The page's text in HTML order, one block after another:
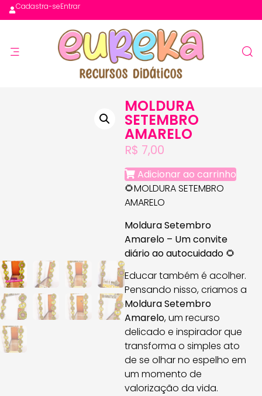
Cadastra-seEntrar
MOLDURA
SETEMBRO
AMARELO
R$ 7,00
Adicionar ao carrinho
🌻MOLDURA SETEMBRO
AMARELO
Moldura Setembro
Amarelo – Um convite
diário ao autocuidado🌻
Educar também é acolher.
Pensando nisso, criamos a
Moldura Setembro
Amarelo, um recurso
delicado e inspirador que
transforma o simples ato
de se olhar no espelho em
um momento de
valorização da vida.